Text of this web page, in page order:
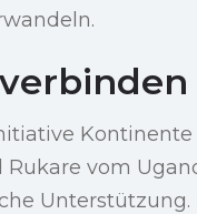
vom
Unterstützung.